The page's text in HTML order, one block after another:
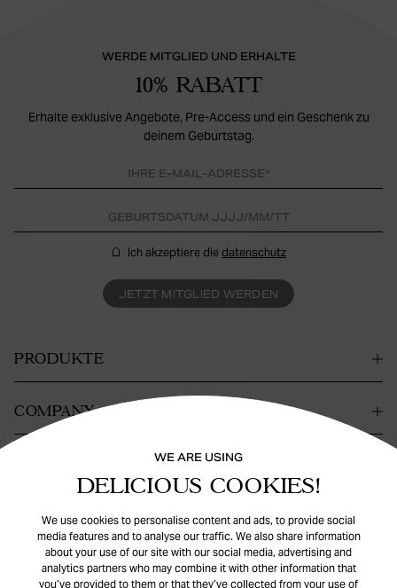
WE ARE USING
DELICIOUS COOKIES!
We use cookies to personalise content and ads, to provide social
media features and to analyse our traffic. We also share information
about your use of our site with our social media, advertising and
analytics partners who may combine it with other information that
you’ve provided to them or that they’ve collected from your use of
WERDE MITGLIED UND ERHALTE
10% RABATT
Erhalte exklusive Angebote, Pre-Access und ein Geschenk zu
deinem Geburtstag.
Ich akzeptiere die datenschutz
JETZT MITGLIED WERDEN
PRODUKTE
COMPANY
HILFE